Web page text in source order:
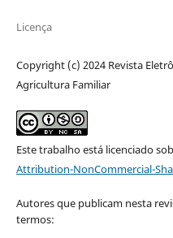
Licença
Copyright (c) 2024 Revista
Agricultura Familiar
Este trabalho está licenciado
Attribution-NonCommercial-
Autores que publicam nesta
termos: